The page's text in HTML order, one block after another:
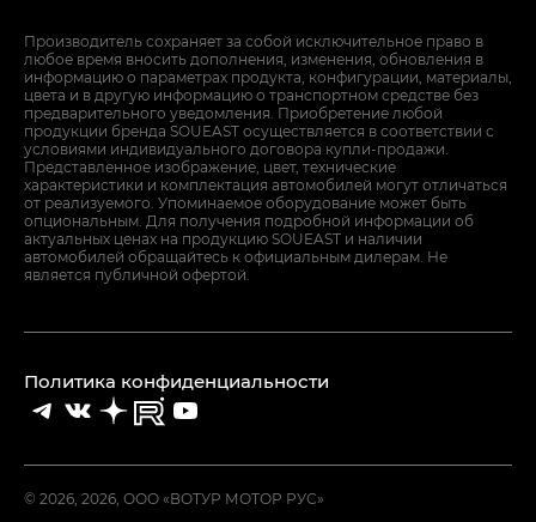
Производитель сохраняет за собой исключительное право в
любое время вносить дополнения, изменения, обновления в
информацию о параметрах продукта, конфигурации, материалы,
цвета и в другую информацию о транспортном средстве без
предварительного уведомления. Приобретение любой
продукции бренда SOUEAST осуществляется в соответствии с
условиями индивидуального договора купли-продажи.
Представленное изображение, цвет, технические
характеристики и комплектация автомобилей могут отличаться
от реализуемого. Упоминаемое оборудование может быть
опциональным. Для получения подробной информации об
актуальных ценах на продукцию SOUEAST и наличии
автомобилей обращайтесь к официальным дилерам. Не
является публичной офертой.
© 2026, 2026, ООО «ВОТУР МОТОР РУС»
Политика конфиденциальности